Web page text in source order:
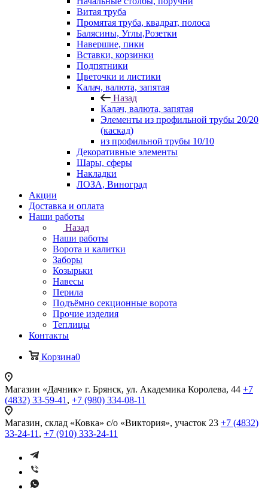
Витая труба
Промятая труба, квадрат, полоса
Балясины, Углы,Розетки
Навершие, пики
Вставки, корзинки
Подпятники
Цветочки и листики
Калач, валюта, запятая
Назад
Калач, валюта, запятая
Элементы из профильной трубы 20/20
(каскад)
из профильной трубы 10/10
Декоративные элементы
Шары, сферы
Накладки
ЛОЗА, Виноград
Акции
Доставка и оплата
Наши работы
Назад
Наши работы
Ворота и калитки
Заборы
Козырьки
Навесы
Перила
Подъёмно секционные ворота
Прочие изделия
Теплицы
Контакты
Корзина0
Магазин «Дачник» г. Брянск, ул. Академика Королева, 44 +7
(4832) 33-59-41 , +7 (980) 334-08-11
Магазин, склад «Ковка» с/о «Виктория», участок 23 +7 (4832)
33-24-11 , +7 (910) 333-24-11